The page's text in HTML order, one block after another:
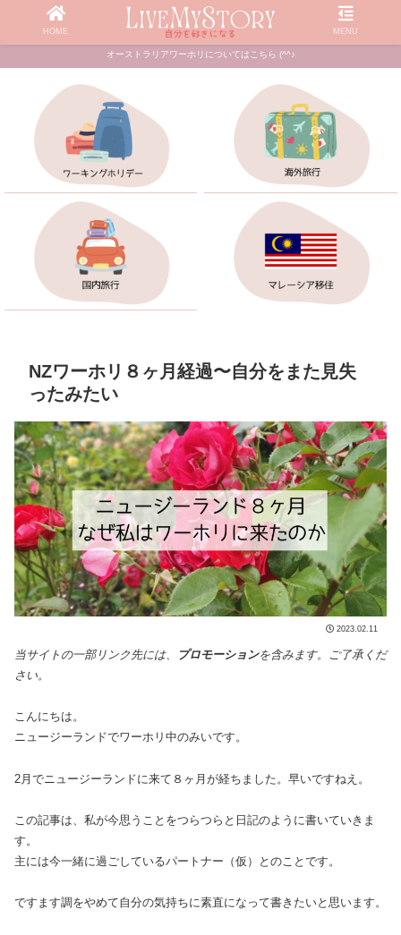
オーストラリアワーホリについてはこちら (^^♪
NZワーホリ８ヶ月経過〜自分をまた見失
ったみたい
2023.02.11
当サイトの一部リンク先には、 プロモーションを含みます。ご了承くだ
さい。
こんにちは。
ニュージーランドでワーホリ中のみいです。
2月でニュージーランドに来て８ヶ月が経ちました。早いですねえ。
この記事は、私が今思うことをつらつらと日記のように書いていきま
す。
主には今一緒に過ごしているパートナー（仮）とのことです。
ですます調をやめて自分の気持ちに素直になって書きたいと思います。
HOME MENU